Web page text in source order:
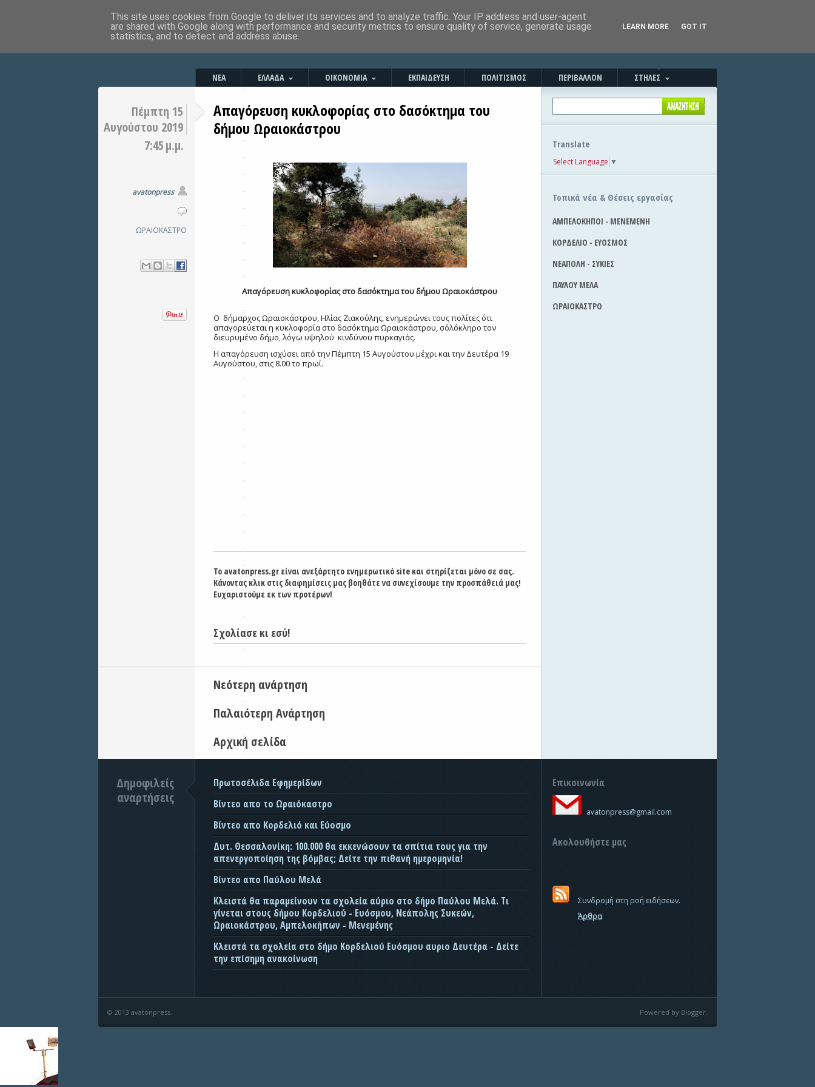
ΝΕΑ ΕΛΛΑΔΑ ΟΙΚΟΝΟΜΙΑ ΕΚΠΑΙΔΕΥΣΗ ΠΟΛΙΤΙΣΜΟΣ ΠΕΡΙΒΑΛΛΟΝ ΣΤΗΛΕΣ
Πέμπτη 15
Αυγούστου 2019
7:45 μ.μ.
avatonpress
ΩΡΑΙΟΚΑΣΤΡΟ
Απαγόρευση κυκλοφορίας στο δασόκτημα του
δήμου Ωραιοκάστρου
Απαγόρευση κυκλοφορίας στο δασόκτημα του δήμου Ωραιοκάστρου
Ο  δήμαρχος Ωραιοκάστρου, Ηλίας Ζιακούλης, ενημερώνει τους πολίτες ότι
απαγορεύεται η κυκλοφορία στο δασόκτημα Ωραιοκάστρου, σ΄ολόκληρο τον
διευρυμένο δήμο, λόγω υψηλού  κινδύνου πυρκαγιάς.
Η απαγόρευση ισχύσει από την Πέμπτη 15 Αυγούστου μέχρι και την Δευτέρα 19
Αυγούστου, στις 8.00 το πρωί.
Το avatonpress.gr είναι ανεξάρτητο ενημερωτικό site και στηρίζεται μόνο σε σας.
Κάνοντας κλικ στις διαφημίσεις μας βοηθάτε να συνεχίσουμε την προσπάθειά μας!
Ευχαριστούμε εκ των προτέρων!
Σχολίασε κι εσύ!
Νεότερη ανάρτηση
Παλαιότερη Ανάρτηση
Αρχική σελίδα
Translate
Select Language ▼
Τοπικά νέα & Θέσεις εργασίας
ΑΜΠΕΛΟΚΗΠΟΙ - ΜΕΝΕΜΕΝΗ
ΚΟΡΔΕΛΙΟ - ΕΥΟΣΜΟΣ
ΝΕΑΠΟΛΗ - ΣΥΚΙΕΣ
ΠΑΥΛΟΥ ΜΕΛΑ
ΩΡΑΙΟΚΑΣΤΡΟ
Δημοφιλείς
αναρτήσεις
Πρωτοσέλιδα Εφημερίδων
Βίντεο απο το Ωραιόκαστρο
Βίντεο απο Κορδελιό και Εύοσμο
Δυτ. Θεσσαλονίκη: 100.000 θα εκκενώσουν τα σπίτια τους για την
απενεργοποίηση της βόμβας; Δείτε την πιθανή ημερομηνία!
Βίντεο απο Παύλου Μελά
Κλειστά θα παραμείνουν τα σχολεία αύριο στο δήμο Παύλου Μελά. Τι
γίνεται στους δήμου Κορδελιού - Ευόσμου, Νεάπολης Συκεών,
Ωραιοκάστρου, Αμπελοκήπων - Μενεμένης
Κλειστά τα σχολεία στο δήμο Κορδελιού Ευόσμου αυριο Δευτέρα - Δείτε
την επίσημη ανακοίνωση
Επικοινωνία
avatonpress@gmail.com
Ακολουθήστε μας
Συνδρομή στη ροή ειδήσεων.
Άρθρα
© 2013 avatonpress. Powered by Blogger.
This site uses cookies from Google to deliver its services and to analyze traffic. Your IP address and user-agent
are shared with Google along with performance and security metrics to ensure quality of service, generate usage
statistics, and to detect and address abuse.
LEARN MORE GOT IT